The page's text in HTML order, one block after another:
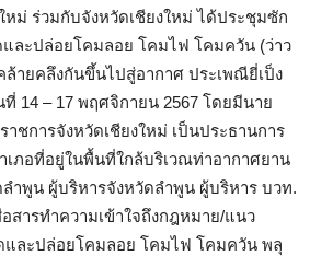
ม่ ร่วมกับจังหวัดเชียงใหม่ ได้ประชุมซัก
ละปล่อยโคมลอย โคมไฟ โคมควัน (ว่าว
ายคลึงกันขึ้นไปสู่อากาศ ประเพณียี่เป็ง
ที่ 14 – 17 พฤศจิกายน 2567 โดยมีนาย
ชการจังหวัดเชียงใหม่ เป็นประธานการ
ภอที่อยู่ในพื้นที่ใกล้บริเวณท่าอากาศยาน
ลำพูน ผู้บริหารจังหวัดลำพูน ผู้บริหาร บวท.
สารทำความเข้าใจถึงกฎหมาย/แนว
ละปล่อยโคมลอย โคมไฟ โคมควัน พลุ